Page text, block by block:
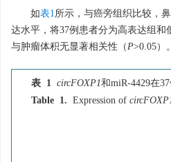
如表1所示，与癌旁组织比较，
达水平，将37例患者分为高表达组和
与肿瘤体积无显著相关性（P>0.05）。
表 1 circFOXP1和miR-4429在
Table 1. Expression of